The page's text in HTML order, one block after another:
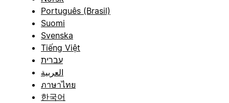
Português (Brasil)
Suomi
Svenska
Tiếng Việt
עברית
العربية
ภาษาไทย
한국어